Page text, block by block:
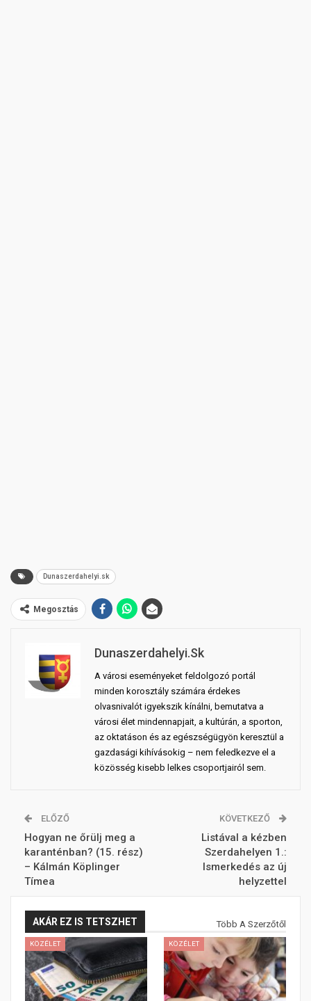
Dunaszerdahelyi.sk
Megosztás
Dunaszerdahelyi.sk
A városi eseményeket feldolgozó portál
minden korosztály számára érdekes
olvasnivalót igyekszik kínálni, bemutatva a
városi élet mindennapjait, a kultúrán, a sporton,
az oktatáson és az egészségügyön keresztül a
gazdasági kihívásokig – nem feledkezve el a
közösség kisebb lelkes csoportjairól sem.
ELŐZŐ
Hogyan ne őrülj meg a
karanténban? (15. rész)
– Kálmán Köplinger
Tímea
KÖVETKEZŐ
Listával a kézben
Szerdahelyen 1.:
Ismerkedés az új
helyzettel
AKÁR EZ IS TETSZHET Több A Szerzőtől
KÖZÉLET KÖZÉLET